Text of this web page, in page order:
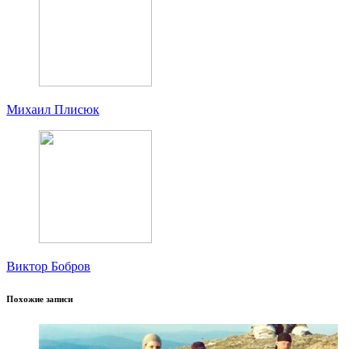
Михаил Плисюк
Виктор Бобров
Похожие записи